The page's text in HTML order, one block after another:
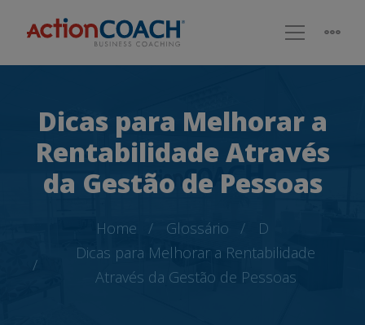
Dicas para Melhorar a
Rentabilidade Através
da Gestão de Pessoas
Home Glossário
D
Dicas para Melhorar a Rentabilidade
Através da Gestão de Pessoas